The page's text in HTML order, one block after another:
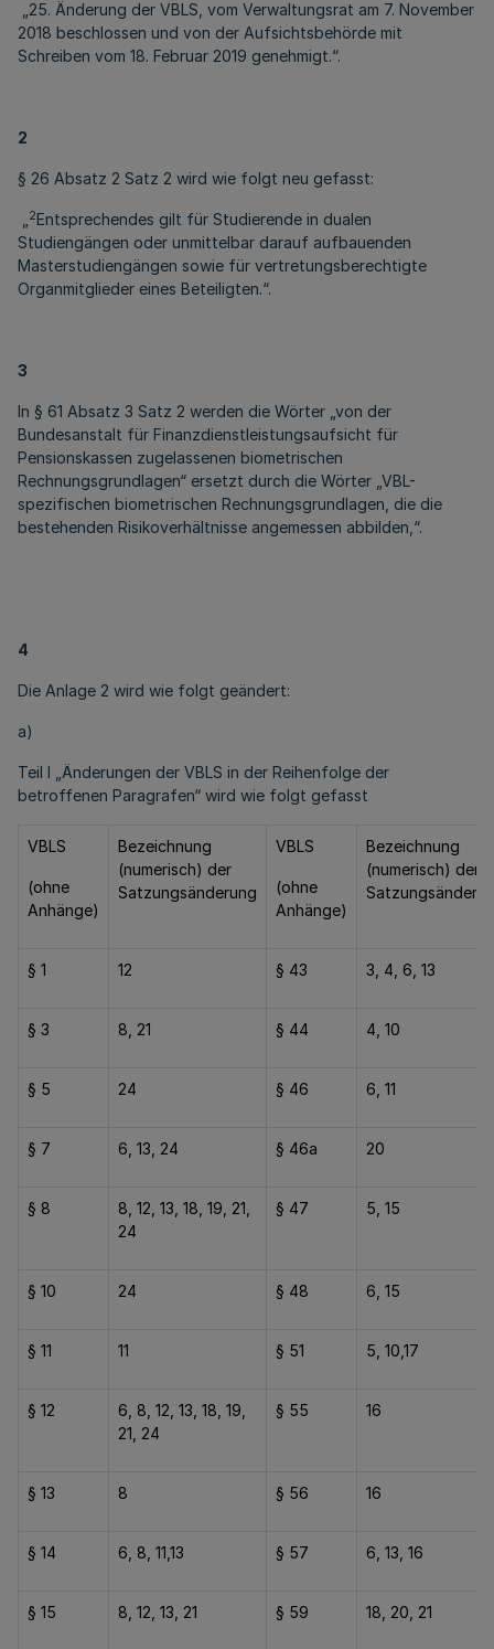
„25. Änderung der VBLS, vom Verwaltungsrat am 7. November
2018 beschlossen und von der Aufsichtsbehörde mit
Schreiben vom 18. Februar 2019 genehmigt.“.
2
§ 26 Absatz 2 Satz 2 wird wie folgt neu gefasst:
2Entsprechendes gilt für Studierende in dualen
Studiengängen oder unmittelbar darauf aufbauenden
Masterstudiengängen sowie für vertretungsberechtigte
Organmitglieder eines Beteiligten.“.
3
In § 61 Absatz 3 Satz 2 werden die Wörter „von der
Bundesanstalt für Finanzdienstleistungsaufsicht für
Pensionskassen zugelassenen biometrischen
Rechnungsgrundlagen“ ersetzt durch die Wörter „VBL-
spezifischen biometrischen Rechnungsgrundlagen, die die
bestehenden Risikoverhältnisse angemessen abbilden,“.
4
Die Anlage 2 wird wie folgt geändert:
a)
Teil I „Änderungen der VBLS in der Reihenfolge der
betroffenen Paragrafen“ wird wie folgt gefasst
VBLS
(ohne
Anhänge)
Bezeichnung
(numerisch) der
Satzungsänderung
VBLS
(ohne
Anhänge)
Bezeichnung
(numerisch) der
§ 1 12 § 43 3, 4, 6, 13
§ 3 8, 21 § 44 4, 10
§ 5 24 § 46 6, 11
§ 7 6, 13, 24 § 46a 20
§ 8
8, 12, 13, 18, 19, 21,
24
§ 47 5, 15
§ 10 24 § 48 6, 15
§ 11 11 § 51 5, 10,17
§ 12
6, 8, 12, 13, 18, 19,
21, 24
§ 55 16
§ 13 8 § 56 16
§ 14 6, 8, 11,13 § 57 6, 13, 16
§ 15 8, 12, 13, 21 § 59 18, 20, 21